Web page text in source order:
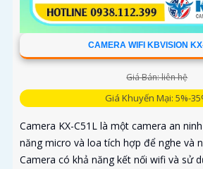
CAMERA WIFI KBVISION
Giá Bán: liên hệ
Giá Khuyến Mại: 5%-
Camera KX-C51L là một camera an
năng micro và loa tích hợp để nghe và
Camera có khả năng kết nối wifi và sử